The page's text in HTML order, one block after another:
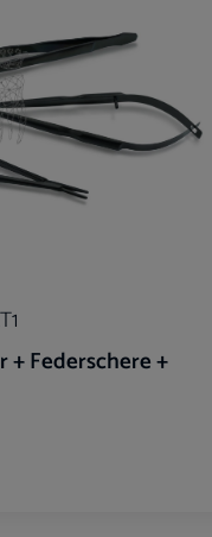
Federschere +